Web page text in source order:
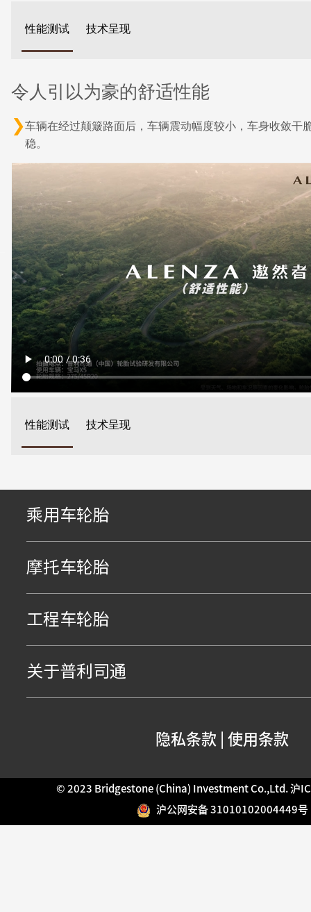
性能测试 技术呈现
令人引以为豪的舒适性能
车辆在经过颠簸路面后，车辆震动幅度较小，车身收敛干
稳。
性能测试 技术呈现
乘用车轮胎
摩托车轮胎
工程车轮胎
关于普利司通
隐私条款 | 使用条款
© 2023 Bridgestone (China) Investment Co.,Ltd.沪
沪公网安备 31010102004449号